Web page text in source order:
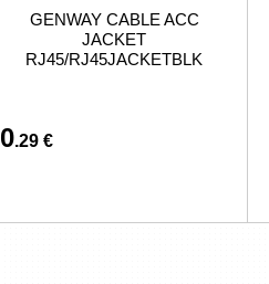
GENWAY CABLE ACC
JACKET
RJ45/RJ45JACKETBLK
0.29 €